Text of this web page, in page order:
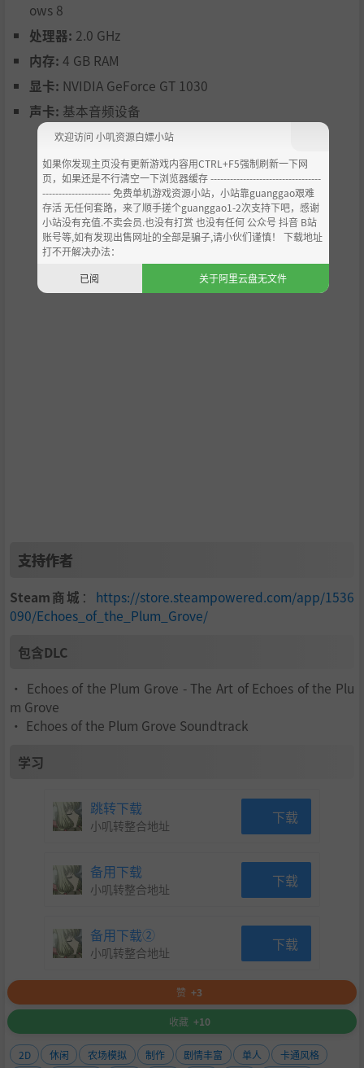
也很多秘密待你发掘。有人说岛上住着个女巫，会带奇怪
的物品来镇上；其他人则发誓海湾时长有奇怪的声音传
来；还有些人好奇矿井底部究竟有什么。快来探索至岛屿
的边缘，看看《Echoes of Plum Grove》究竟有什么不为
人知的秘密吧！
ows 8
处理器: 2.0 GHz
内存: 4 GB RAM
显卡: NVIDIA GeForce GT 1030
声卡: 基本音频设备
支持作者
Steam商城 ： https://store.steampowered.com/app/1536
090/Echoes_of_the_Plum_Grove/
包含DLC
• Echoes of the Plum Grove - The Art of Echoes of the Plu
m Grove
• Echoes of the Plum Grove Soundtrack
学习
跳转下载
小叽转整合地址 下载
备用下载
小叽转整合地址 下载
备用下载②
小叽转整合地址 下载
赞 +3
收藏 +10
2D 休闲 农场模拟 制作 剧情丰富 单人
卡通风格
欢迎访问 小叽资源白嫖小站
如果你发现主页没有更新游戏内容用CTRL+F5强制刷新一下网
页，如果还是不行清空一下浏览器缓存 ----------------------------------
--------------------- 免费单机游戏资源小站，小站靠guanggao艰难
存活 无任何套路，来了顺手搓个guanggao1-2次支持下吧，感谢
小站没有充值.不卖会员.也没有打赏 也没有任何 公众号 抖音 B站
账号等,如有发现出售网址的全部是骗子,请小伙们谨慎！ 下载地址
打不开解决办法：
已阅
关于阿里云盘无文件